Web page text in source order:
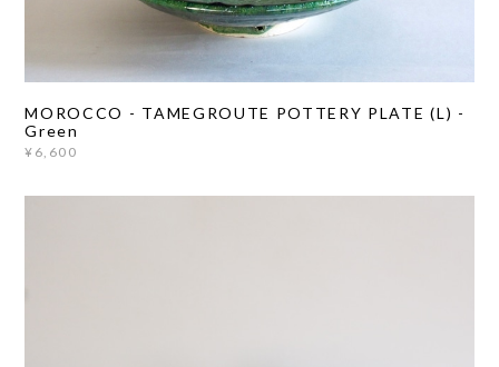
MOROCCO - TAMEGROUTE POTTERY PLATE (L) -
Green
¥6,600